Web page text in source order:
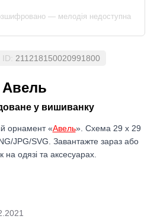
— мелодія недоступна
ID: 211218150020991800
Авель
у вишиванку
орнамент «Авель». Схема 29 x 29
JPG/SVG. Завантажте зараз або
на одязі та аксесуарах.